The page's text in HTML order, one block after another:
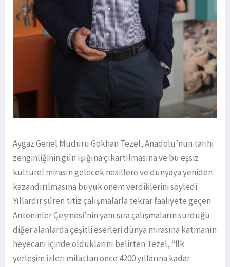
Aygaz Genel Müdürü Gökhan Tezel, Anadolu’nun tarihi
zenginliğinin gün ışığına çıkartılmasına ve bu eşsiz
kültürel mirasın gelecek nesillere ve dünyaya yeniden
kazandırılmasına büyük önem verdiklerini söyledi.
Yıllardır süren titiz çalışmalarla tekrar faaliyete geçen
Antoninler Çeşmesi’nin yanı sıra çalışmaların sürdüğü
diğer alanlarda çeşitli eserleri dünya mirasına katmanın
heyecanı içinde olduklarını belirten Tezel, “İlk
yerleşim izleri milattan önce 4200 yıllarına kadar